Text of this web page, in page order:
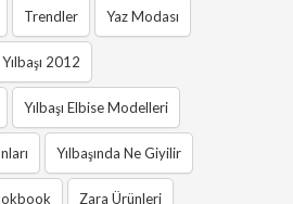
Trendler Yaz Modası
Yılbaşı 2012
Yılbaşı Elbise Modelleri
Yılbaşında Ne Giyilir
Zara Ürünleri